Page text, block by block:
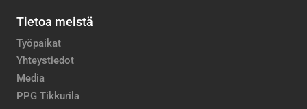
Tietoa meistä
Työpaikat
Yhteystiedot
Media
PPG Tikkurila